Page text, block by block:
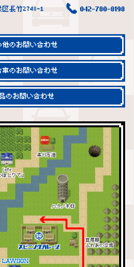
長竹2748-1 042-780-8198
他のお問い合わせ
車のお問い合わせ
のお問い合わせ